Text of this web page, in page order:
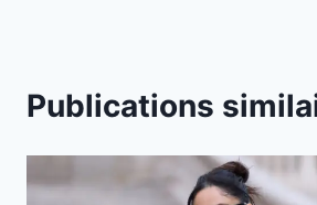
Publications